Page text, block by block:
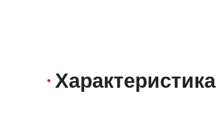
Характеристика